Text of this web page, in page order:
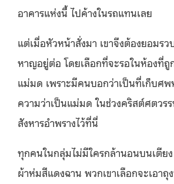
อาคารแห่งนี้ ไปค้างในรถแทนเลย
แต่เมื่อหัวหน้าสั่งมา เขาจึงต้องยอมรว
หาญอยู่ต่อ โดยเลือกที่จะรอในห้องที่ถู
แม่มด เพราะมีคนบอกว่าเป็นที่เก็บศ
ความว่าเป็นแม่มด ในช่วงคริสต์ศตวร
สังหารอำพรางไว้ที่นี่
ทุกคนในกลุ่มไม่มีใครกล้านอนบนเตีย
ผ้าห่มสีแดงฉาน พวกเขาเลือกจะเอา